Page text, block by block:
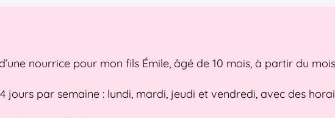
nourrice pour mon fils Émile, âgé de 10 mois, à partir du
4 jours par semaine : lundi, mardi, jeudi et vendredi, avec des